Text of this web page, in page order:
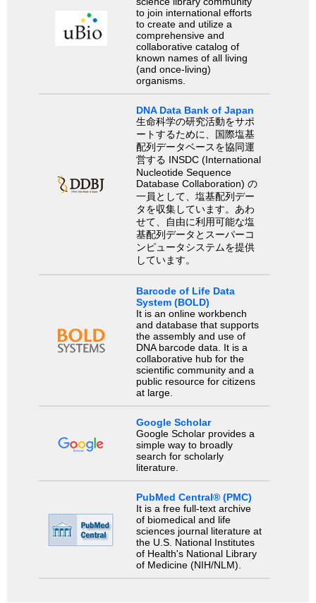
to join international efforts
to create and utilize a
comprehensive and
collaborative catalog of
known names of all living
(and once-living)
organisms.
DNA Data Bank of Japan
生命科学の研究活動をサポ
ートするために、国際塩基
配列データベースを協同運
営する INSDC (International
Nucleotide Sequence
Database Collaboration) の
一員として、塩基配列デー
タを収集しています。あわ
せて、自由に利用可能な塩
基配列データとスーパーコ
ンピュータシステムを提供
しています。
Barcode of Life Data
System (BOLD)
It is an online workbench
and database that supports
the assembly and use of
DNA barcode data. It is a
collaborative hub for the
scientific community and a
public resource for citizens
at large.
Google Scholar
Google Scholar provides a
simple way to broadly
search for scholarly
literature.
PubMed Central® (PMC)
It is a free full-text archive
of biomedical and life
sciences journal literature at
the U.S. National Institutes
of Health's National Library
of Medicine (NIH/NLM).